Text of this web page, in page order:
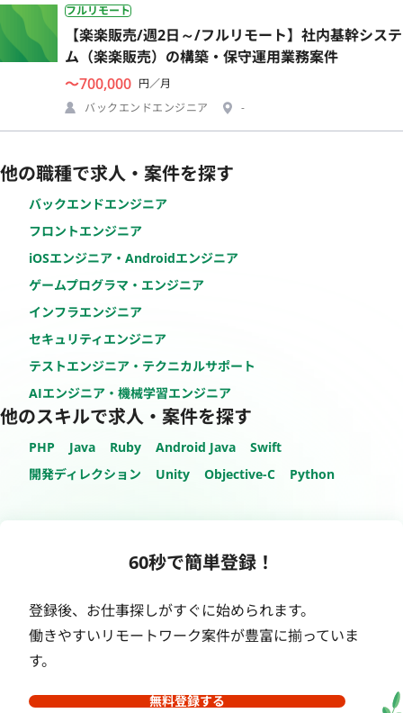
フルリモート
【楽楽販売/週2日～/フルリモート】社内基幹システ
ム（楽楽販売）の構築・保守運用業務案件
〜700,000 円／月
バックエンドエンジニア
-
他の職種で求人・案件を探す
バックエンドエンジニア
フロントエンジニア
iOSエンジニア・Androidエンジニア
ゲームプログラマ・エンジニア
インフラエンジニア
セキュリティエンジニア
テストエンジニア・テクニカルサポート
AIエンジニア・機械学習エンジニア
他のスキルで求人・案件を探す
PHP Java Ruby Android Java
Swift
開発ディレクション
Unity Objective-C Python
60秒で簡単登録！
登録後、お仕事探しがすぐに始められます。
働きやすいリモートワーク案件が豊富に揃っていま
す。
無料登録する